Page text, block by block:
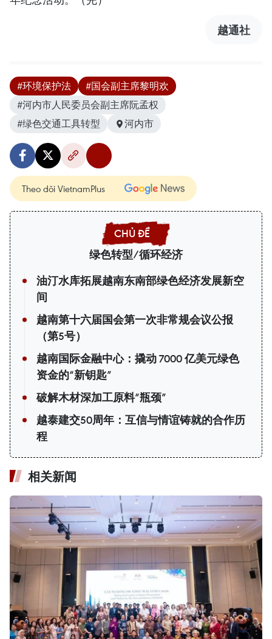
越通社
#环境保护法
#国会副主席黎明欢
#河内市人民委员会副主席阮孟权
#绿色交通工具转型
河内市
Theo dõi VietnamPlus
绿色转型/循环经济
油汀水库拓展越南东南部绿色经济发展新空
间
越南第十六届国会第一次非常规会议公报
（第5号）
越南国际金融中心：撬动 7000 亿美元绿色
资金的“新钥匙”
破解木材深加工原料“瓶颈”
越泰建交50周年：互信与情谊铸就的合作历
程
相关新闻